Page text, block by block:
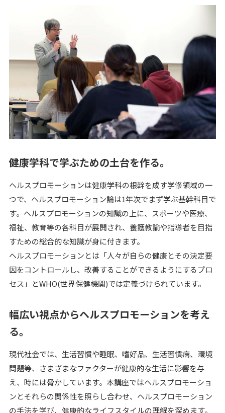
健康学科で学ぶための土台を作る。
ヘルスプロモーションは健康学科の根幹を成す学修領域の一
つで、ヘルスプロモーション論は1年次でまず学ぶ基幹科目で
す。ヘルスプロモーションの知識の上に、スポーツや医療、
福祉、教育等の各科目が展開され、養護教諭や指導者を目指
すための総合的な知識が身に付きます。
ヘルスプロモーションとは「人々が自らの健康とその決定要
因をコントロールし、改善することができるようにするプロ
セス」とWHO(世界保健機関)では定義づけられています。
幅広い視点からヘルスプロモーションを考え
る。
現代社会では、生活習慣や睡眠、嗜好品、生活習慣病、環境
問題等、さまざまなファクターが健康的な生活に影響を与
え、時には脅かしています。本講座ではヘルスプロモーショ
ンとそれらの関係性を照らし合わせ、ヘルスプロモーション
の手法を学び、健康的なライフスタイルの理解を深めます。